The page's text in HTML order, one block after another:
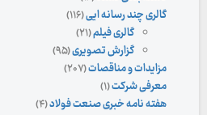
گالری چند رسانه ایی(۱۱۶)
گالری فیلم(۲۱)
گزارش تصویری(۹۵)
مزایدات و مناقصات(۲۰۷)
معرفی شرکت(۱)
هفته نامه خبری صنعت فولاد(۴)